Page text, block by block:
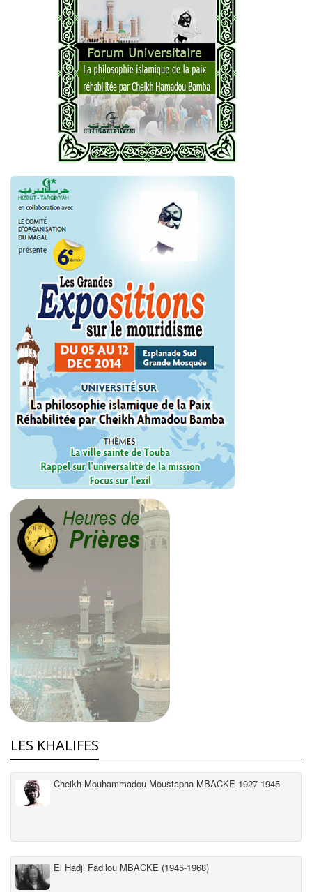
LES KHALIFES
Cheikh Mouhammadou Moustapha MBACKE 1927-1945
El Hadji Fadilou MBACKE (1945-1968)